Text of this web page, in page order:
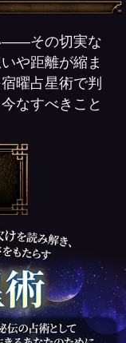
――その切実な
や距離が縮ま
曜占星術で判
なすべきこと